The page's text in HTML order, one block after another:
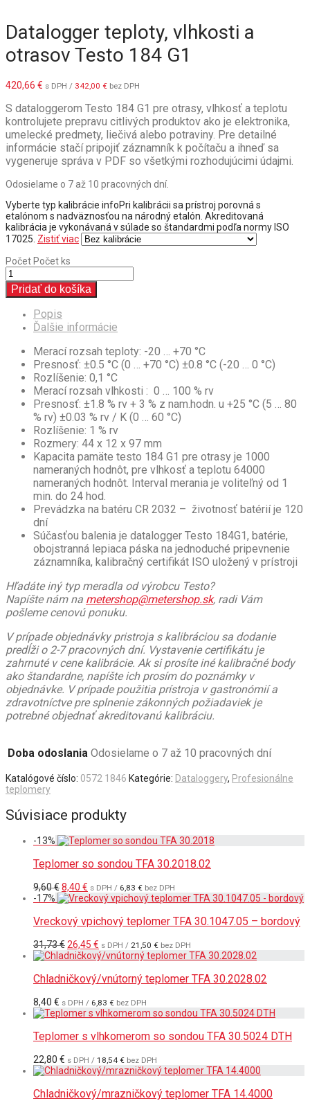
Datalogger teploty, vlhkosti a
otrasov Testo 184 G1
420,66 € s DPH / 342,00 € bez DPH
S dataloggerom Testo 184 G1 pre otrasy, vlhkosť a teplotu
kontrolujete prepravu citlivých produktov ako je elektronika,
umelecké predmety, liečivá alebo potraviny. Pre detailné
informácie stačí pripojiť záznamník k počítaču a ihneď sa
vygeneruje správa v PDF so všetkými rozhodujúcimi údajmi.
Odosielame o 7 až 10 pracovných dní.
Vyberte typ kalibrácie infoPri kalibrácii sa prístroj porovná s
etalónom s nadväznosťou na národný etalón. Akreditovaná
kalibrácia je vykonávaná v súlade so štandardmi podľa normy ISO
17025. Zistiť viac
PočetPočet ks
Pridať do košíka
Popis
Ďalšie informácie
Merací rozsah teploty: -20 … +70 °C
Presnosť: ±0.5 °C (0 … +70 °C) ±0.8 °C (-20 … 0 °C)
Rozlíšenie: 0,1 °C
Merací rozsah vlhkosti : 0 … 100 % rv
Presnosť: ±1.8 % rv + 3 % z nam.hodn. u +25 °C (5 … 80
% rv) ±0.03 % rv / K (0 … 60 °C)
Rozlíšenie: 1 % rv
Rozmery: 44 x 12 x 97 mm
Kapacita pamäte testo 184 G1 pre otrasy je 1000
nameraných hodnôt, pre vlhkosť a teplotu 64000
nameraných hodnôt. Interval merania je voliteľný od 1
min. do 24 hod.
Prevádzka na batéru CR 2032 – životnosť batérií je 120
dní
Súčasťou balenia je datalogger Testo 184G1, batérie,
obojstranná lepiaca páska na jednoduché pripevnenie
záznamníka, kalibračný certifikát ISO uložený v prístroji
Hľadáte iný typ meradla od výrobcu Testo?
Napíšte nám na metershop@metershop.sk, radi Vám
pošleme cenovú ponuku.
V prípade objednávky pristroja s kalibráciou sa dodanie
predĺži o 2-7 pracovných dní. Vystavenie certifikátu je
zahrnuté v cene kalibrácie. Ak si prosíte iné kalibračné body
ako štandardne, napíšte ich prosím do poznámky v
objednávke. V prípade použitia prístroja v gastronómií a
zdravotníctve pre splnenie zákonných požiadaviek je
potrebné objednať akreditovanú kalibráciu.
Doba odoslania Odosielame o 7 až 10 pracovných dní
Katalógové číslo: 0572 1846 Kategórie: Dataloggery, Profesionálne
teplomery
Súvisiace produkty
-13%
Teplomer so sondou TFA 30.2018.02
9,60€Pôvodná
cena
9,60 €.
8,40 € Aktuálna
cena
8,40 €.
s DPH / 6,83 € bez DPH
-17%
Vreckový vpichový teplomer TFA 30.1047.05 – bordový
31,73€Pôvodná
cena
31,73 €.
26,45 € Aktuálna
cena
26,45 €.
s DPH / 21,50 € bez DPH
Chladničkový/vnútorný teplomer TFA 30.2028.02
8,40 € s DPH / 6,83 € bez DPH
Teplomer s vlhkomerom so sondou TFA 30.5024 DTH
22,80 € s DPH / 18,54 € bez DPH
Chladničkový/mrazničkový teplomer TFA 14.4000